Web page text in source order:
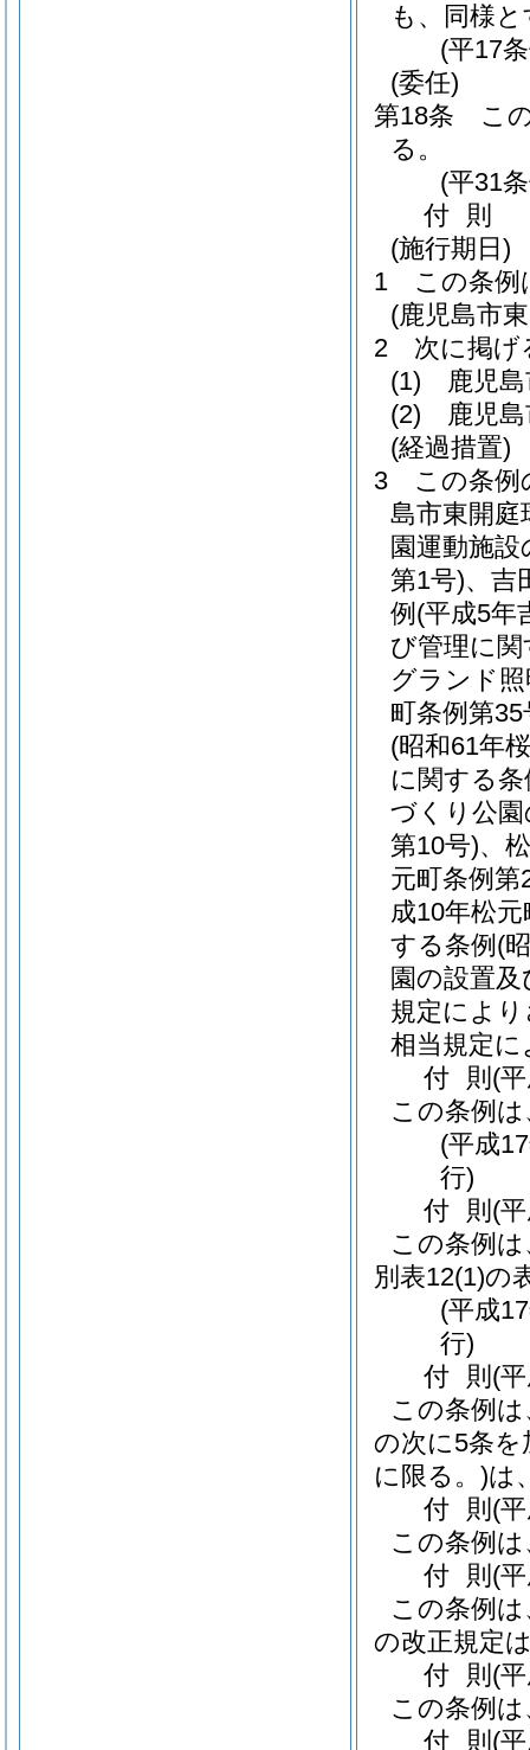
も、同様
(平17
(委任)
第18条
こ
る。
(平31
付 則
(施行期日)
1
この条例
(鹿児島市
2
次に掲げ
(1)
鹿児
(2)
鹿児
(経過措置)
3
この条例
島市東開庭
園運動施
第1号)、吉
例 (平成5年
び管理に
グランド
町条例第35
(昭和61年
に関する条
づくり公
第10号)、
元町条例第
成10年松
する条例 (
園の設置
規定によ
相当規定
付 則 (
この条例
(平成
行)
付 則 (
この条例
別表12(1)の
(平成
行)
付 則 (
この条例
の次に5条を
に限る。)は
付 則 (
この条例
付 則 (
この条例
の改正規定
付 則 (
この条例
付 則 (